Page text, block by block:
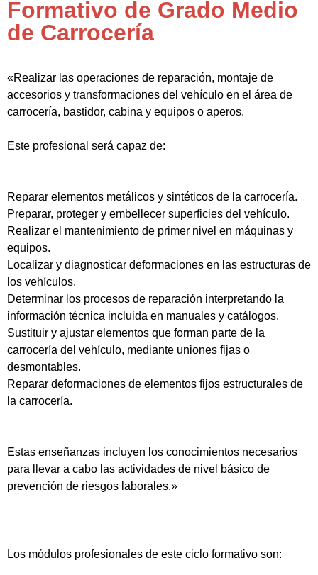
Formativo de Grado Medio
de Carrocería
«Realizar las operaciones de reparación, montaje de
accesorios y transformaciones del vehículo en el área de
carrocería, bastidor, cabina y equipos o aperos.
Este profesional será capaz de:
Reparar elementos metálicos y sintéticos de la carrocería.
Preparar, proteger y embellecer superficies del vehículo.
Realizar el mantenimiento de primer nivel en máquinas y
equipos.
Localizar y diagnosticar deformaciones en las estructuras de
los vehículos.
Determinar los procesos de reparación interpretando la
información técnica incluida en manuales y catálogos.
Sustituir y ajustar elementos que forman parte de la
carrocería del vehículo, mediante uniones fijas o
desmontables.
Reparar deformaciones de elementos fijos estructurales de
la carrocería.
Estas enseñanzas incluyen los conocimientos necesarios
para llevar a cabo las actividades de nivel básico de
prevención de riesgos laborales.»
Los módulos profesionales de este ciclo formativo son: